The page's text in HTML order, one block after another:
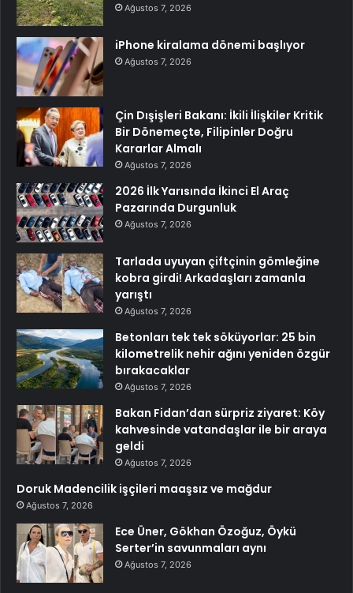
Ağustos 7, 2026
iPhone kiralama dönemi başlıyor
Ağustos 7, 2026
Çin Dışişleri Bakanı: İkili İlişkiler Kritik
Bir Dönemeçte, Filipinler Doğru
Kararlar Almalı
Ağustos 7, 2026
2026 İlk Yarısında İkinci El Araç
Pazarında Durgunluk
Ağustos 7, 2026
Tarlada uyuyan çiftçinin gömleğine
kobra girdi! Arkadaşları zamanla
yarıştı
Ağustos 7, 2026
Betonları tek tek söküyorlar: 25 bin
kilometrelik nehir ağını yeniden özgür
bırakacaklar
Ağustos 7, 2026
Bakan Fidan’dan sürpriz ziyaret: Köy
kahvesinde vatandaşlar ile bir araya
geldi
Ağustos 7, 2026
Doruk Madencilik işçileri maaşsız ve mağdur
Ağustos 7, 2026
Ece Üner, Gökhan Özoğuz, Öykü
Serter’in savunmaları aynı
Ağustos 7, 2026